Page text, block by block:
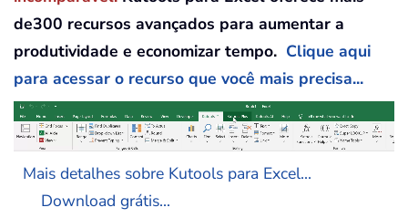
de300 recursos avançados para aumentar a
produtividade e economizar tempo. Clique aqui
para acessar o recurso que você mais precisa...
Mais detalhes sobre Kutools para Excel...
Download grátis...